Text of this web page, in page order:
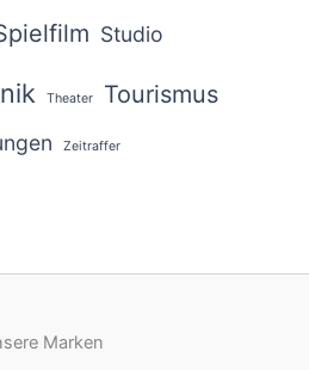
Studio
Theater Tourismus
Zeitraffer
Marken